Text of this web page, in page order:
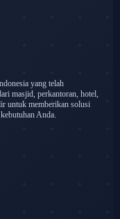
yang telah
masjid, perkantoran, hotel,
untuk memberikan solusi
Anda.